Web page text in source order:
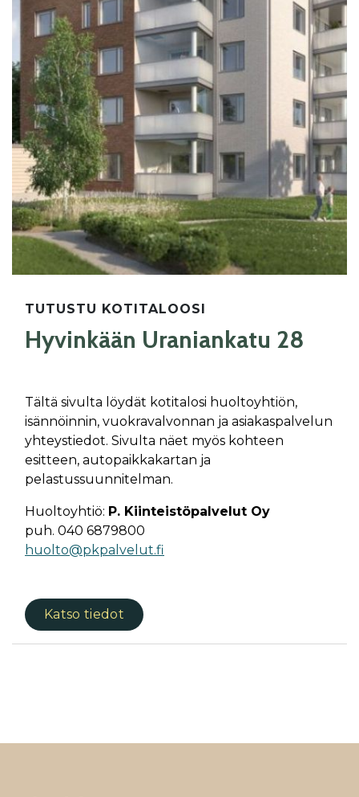
TUTUSTU KOTITALOOSI
Hyvinkään Uraniankatu 28
Tältä sivulta löydät kotitalosi huoltoyhtiön,
isännöinnin, vuokravalvonnan ja asiakaspalvelun
yhteystiedot. Sivulta näet myös kohteen
esitteen, autopaikkakartan ja
pelastussuunnitelman.
Huoltoyhtiö: P. Kiinteistöpalvelut Oy
puh. 040 6879800
huolto@pkpalvelut.fi
Katso tiedot